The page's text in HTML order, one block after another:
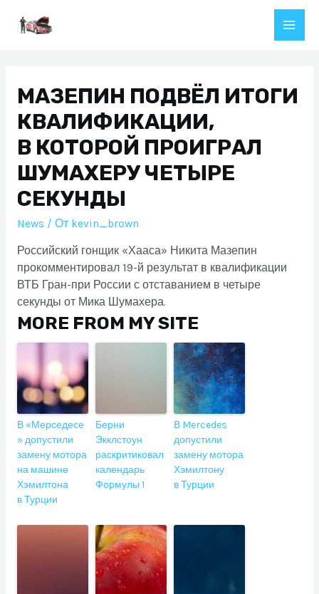
Main
МАЗЕПИН ПОДВЁЛ ИТОГИ
КВАЛИФИКАЦИИ,
В КОТОРОЙ ПРОИГРАЛ
ШУМАХЕРУ ЧЕТЫРЕ
СЕКУНДЫ
News / От kevin_brown
Российский гонщик «Хааса» Никита Мазепин
прокомментировал 19-й результат в квалификации
ВТБ Гран-при России с отставанием в четыре
секунды от Мика Шумахера.
MORE FROM MY SITE
В «Мерседесе
» допустили
замену мотора
на машине
Хэмилтона
в Турции
Берни
Экклстоун
раскритиковал
календарь
Формулы 1
В Mercedes
допустили
замену мотора
Хэмилтону
в Турции